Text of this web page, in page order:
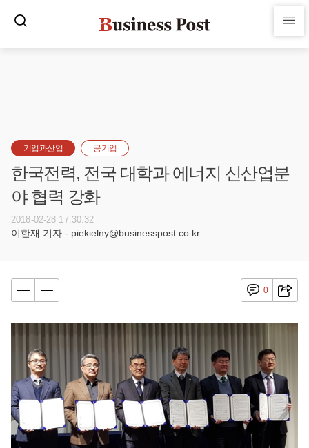
기업과산업 공기업
한국전력, 전국 대학과 에너지 신산업분
야 협력 강화
2018-02-28 17:30:32
이한재 기자 - piekielny@businesspost.co.kr
0